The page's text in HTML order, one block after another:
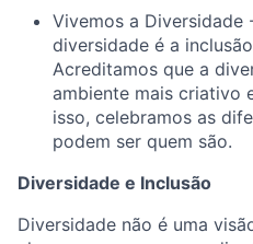
Vivemos a Diversidade
diversidade é a
Acreditamos que a
ambiente mais criativo
isso, celebramos as
podem ser quem são.
Diversidade e Inclusão
Diversidade não é uma